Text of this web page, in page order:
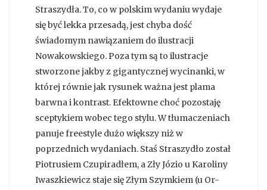
Straszydła. To, co w polskim wydaniu wydaje
się być lekka przesadą, jest chyba dość
świadomym nawiązaniem do ilustracji
Nowakowskiego. Poza tym są to ilustracje
stworzone jakby z gigantycznej wycinanki, w
której równie jak rysunek ważna jest plama
barwna i kontrast. Efektowne choć pozostaję
sceptykiem wobec tego stylu. W tłumaczeniach
panuje freestyle dużo większy niż w
poprzednich wydaniach. Staś Straszydło został
Piotrusiem Czupiradłem, a Zły Józio u Karoliny
Iwaszkiewicz staje się Złym Szymkiem (u Or-